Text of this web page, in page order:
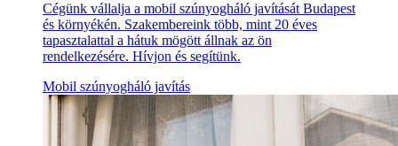
Cégünk vállalja a mobil szúnyogháló javítását Budapest
és környékén. Szakembereink több, mint 20 éves
tapasztalattal a hátuk mögött állnak az ön
rendelkezésére. Hívjon és segítünk.
Mobil szúnyogháló javítás